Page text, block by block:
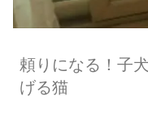
頼りになる！子
げる猫